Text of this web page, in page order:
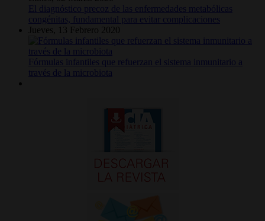
El diagnóstico precoz de las enfermedades metabólicas
congénitas, fundamental para evitar complicaciones
Jueves, 13 Febrero 2020
Fórmulas infantiles que refuerzan el sistema inmunitario a
través de la microbiota